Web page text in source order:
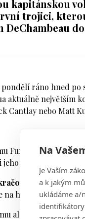
Na
Je Vaším
a k jakým
ukládáme a/
kapitánskou
trojici,
DeChambeau
ráno hned po
aktuálně největším
Cantlay nebo Matt
Furyk zavolá
úterním výběru
ve věcech,
hřišti Aronimink
ale svět nezbortí.